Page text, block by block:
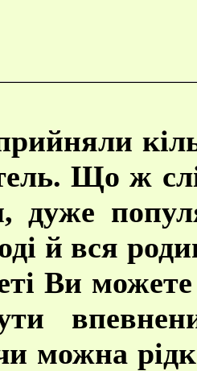
Що ж
дуже
й вся
Ви
можна